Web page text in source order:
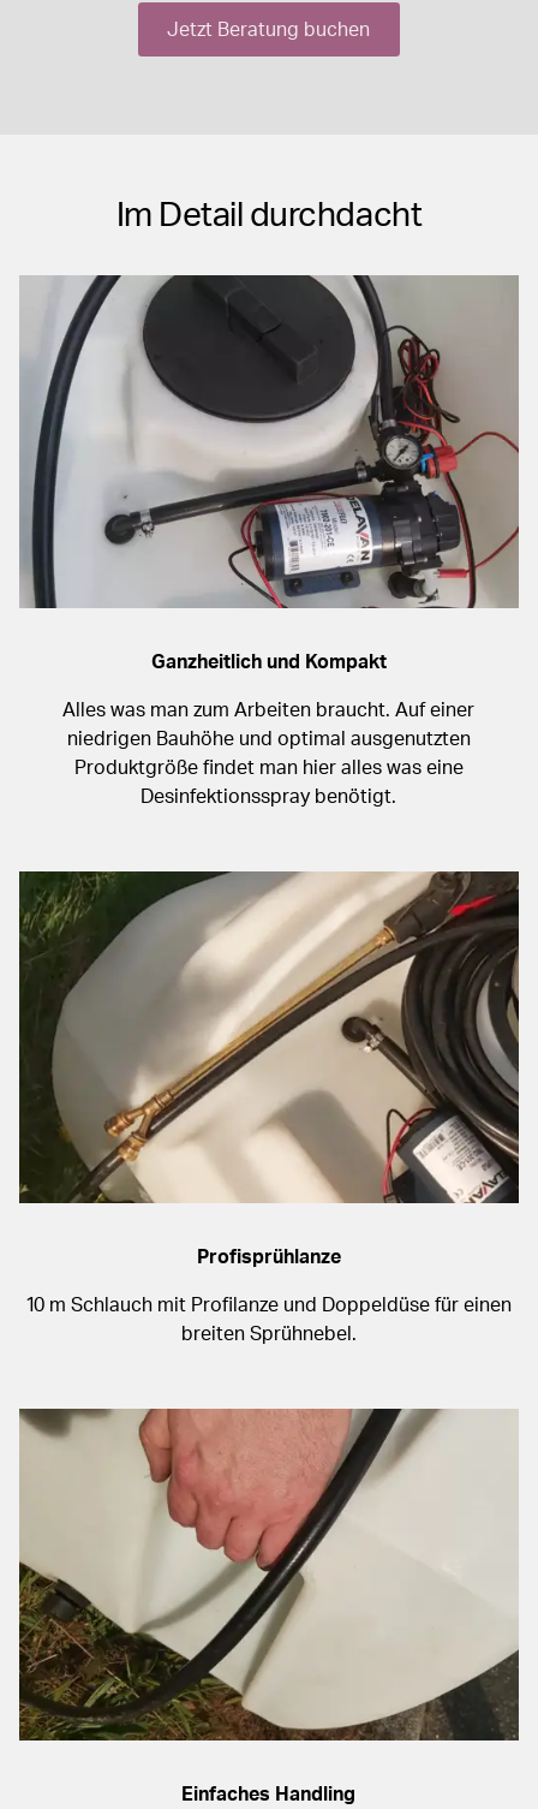
Jetzt Beratung buchen
Im Detail durchdacht
Ganzheitlich und Kompakt
Alles was man zum Arbeiten braucht. Auf einer
niedrigen Bauhöhe und optimal ausgenutzten
Produktgröße findet man hier alles was eine
Desinfektionsspray benötigt.
Profisprühlanze
10 m Schlauch mit Profilanze und Doppeldüse für einen
breiten Sprühnebel.
Einfaches Handling